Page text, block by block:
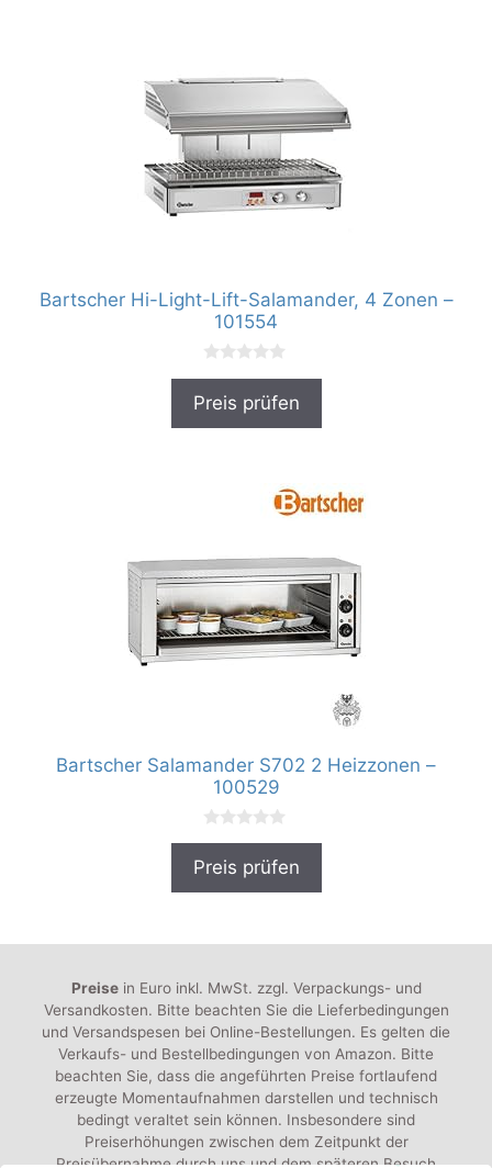
Bartscher Hi-Light-Lift-Salamander, 4 Zonen –
101554
0
o
Preis prüfen
Bartscher Salamander S702 2 Heizzonen –
100529
0
o
Preis prüfen
Preisein Euro inkl. MwSt. zzgl. Verpackungs- und
Versandkosten. Bitte beachten Sie die Lieferbedingungen
und Versandspesen bei Online-Bestellungen. Es gelten die
Verkaufs- und Bestellbedingungen von Amazon. Bitte
beachten Sie, dass die angeführten Preise fortlaufend
erzeugte Momentaufnahmen darstellen und technisch
bedingt veraltet sein können. Insbesondere sind
Preiserhöhungen zwischen dem Zeitpunkt der
Preisübernahme durch uns und dem späteren Besuch